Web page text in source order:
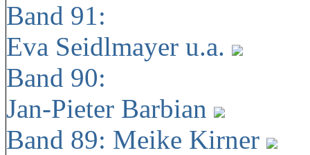
Band 91:
Eva Seidlmayer u.a.
Band 90:
Jan-Pieter Barbian
Band 89: Meike Kirner